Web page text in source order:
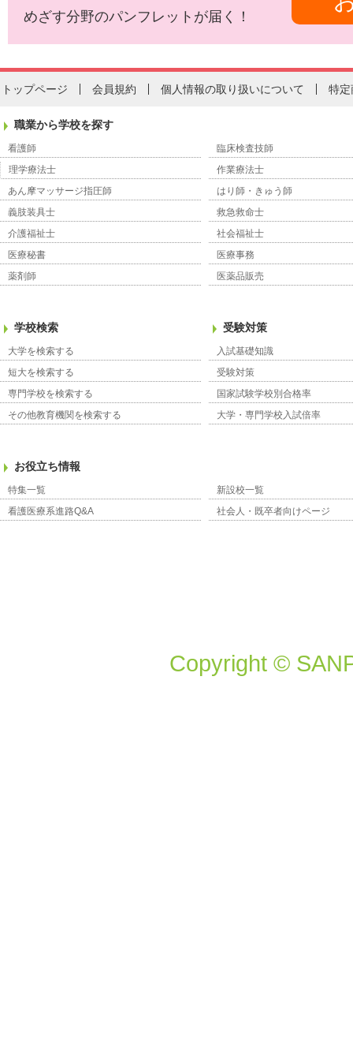
めざす分野のパンフレットが届く！
トップページ 会員規約 個人情報の取り扱いについて 特定
職業から学校を探す
看護師
臨床検査技師
理学療法士
作業療法士
あん摩マッサージ指圧師
はり師・きゅう師
義肢装具士
救急救命士
介護福祉士
社会福祉士
医療秘書
医療事務
薬剤師
医薬品販売
学校検索
大学を検索する
短大を検索する
専門学校を検索する
その他教育機関を検索する
受験対策
入試基礎知識
受験対策
国家試験学校別合格率
大学・専門学校入試倍率
お役立ち情報
特集一覧
新設校一覧
看護医療系進路Q&A
社会人・既卒者向けページ
Copyright ©